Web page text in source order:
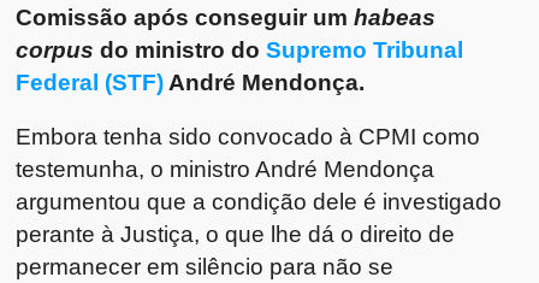
Comissão após conseguir umhabeas
corpus do ministro doSupremo Tribunal
Federal (STF) André Mendonça.
Embora tenha sido convocado à CPMI como
testemunha, o ministro André Mendonça
argumentou que a condição dele é investigado
perante à Justiça, o que lhe dá o direito de
permanecer em silêncio para não se